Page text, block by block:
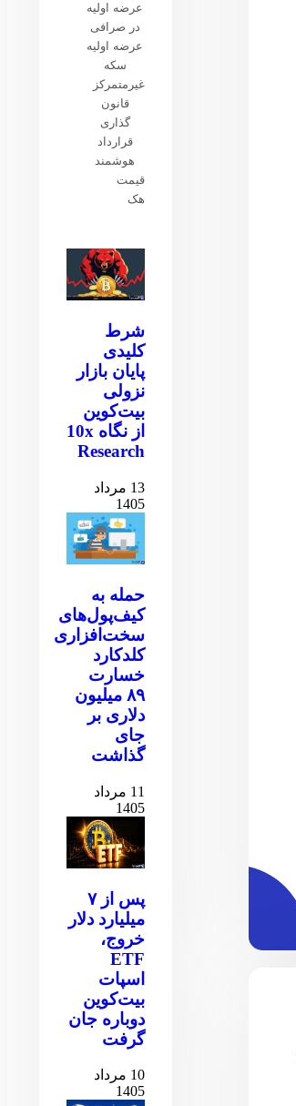
عرضه اولیه
در صرافی
عرضه اولیه
سکه
غیرمتمرکز
قانون
گذاری
قرارداد
هوشمند
قیمت
هک
شرط
کلیدی
پایان بازار
نزولی
بیت‌کوین
از نگاه 10x
Research
13 مرداد
1405
حمله به
کیف‌پول‌های
سخت‌افزاری
کلدکارد
خسارت
۸۹ میلیون
دلاری بر
جای
گذاشت
11 مرداد
1405
پس از ۷
میلیارد دلار
خروج،
ETF
اسپات
بیت‌کوین
دوباره جان
گرفت
10 مرداد
1405